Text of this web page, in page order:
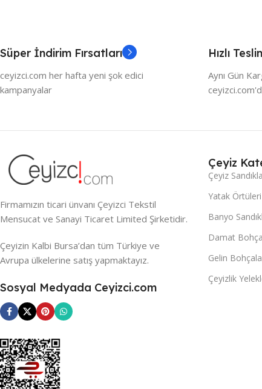
Süper İndirim Fırsatları
ceyizci.com her hafta yeni şok edici
kampanyalar
Hızlı
Aynı Gün
Firmamızın ticari ünvanı Çeyizci Tekstil
Mensucat ve Sanayi Ticaret Limited Şirketidir.
Çeyizin Kalbi Bursa’dan tüm Türkiye ve
Avrupa ülkelerine satış yapmaktayız.
Sosyal Medyada Ceyizci.com
Çeyiz
Çeyiz
Yatak Örtüleri
Banyo
Damat
Gelin
Çeyizlik